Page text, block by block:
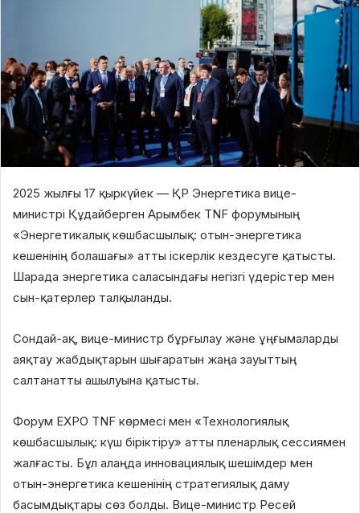
2025 жылғы 17 қыркүйек — ҚР Энергетика вице-
министрі Құдайберген Арымбек TNF форумының
«Энергетикалық көшбасшылық: отын-энергетика
кешенінің болашағы» атты іскерлік кездесуге қатысты.
Шарада энергетика саласындағы негізгі үдерістер мен
сын-қатерлер талқыланды.
Сондай-ақ, вице-министр бұрғылау және ұңғымаларды
аяқтау жабдықтарын шығаратын жаңа зауыттың
салтанатты ашылуына қатысты.
Форум EXPO TNF көрмесі мен «Технологиялық
көшбасшылық: күш біріктіру» атты пленарлық сессиямен
жалғасты. Бұл алаңда инновациялық шешімдер мен
отын-энергетика кешенінің стратегиялық даму
басымдықтары сөз болды. Вице-министр Ресей